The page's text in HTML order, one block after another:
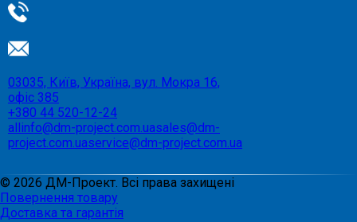
03035, Київ, Україна, вул. Мокра 16,
офіс 385
+380 44 520-12-24
allinfo@dm-project.com.uasales@dm-
project.com.uaservice@dm-project.com.ua
© 2026 ДМ-Проект. Всі права захищені
Повернення товару
Доставка та гарантія